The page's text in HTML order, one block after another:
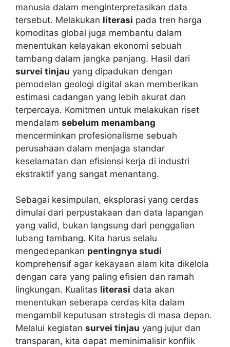
manusia dalam menginterpretasikan data
tersebut. Melakukan literasi pada tren harga
komoditas global juga membantu dalam
menentukan kelayakan ekonomi sebuah
tambang dalam jangka panjang. Hasil dari
survei tinjau yang dipadukan dengan
pemodelan geologi digital akan memberikan
estimasi cadangan yang lebih akurat dan
terpercaya. Komitmen untuk melakukan riset
mendalam sebelum menambang
mencerminkan profesionalisme sebuah
perusahaan dalam menjaga standar
keselamatan dan efisiensi kerja di industri
ekstraktif yang sangat menantang.
Sebagai kesimpulan, eksplorasi yang cerdas
dimulai dari perpustakaan dan data lapangan
yang valid, bukan langsung dari penggalian
lubang tambang. Kita harus selalu
mengedepankan pentingnya studi
komprehensif agar kekayaan alam kita dikelola
dengan cara yang paling efisien dan ramah
lingkungan. Kualitas literasi data akan
menentukan seberapa cerdas kita dalam
mengambil keputusan strategis di masa depan.
Melalui kegiatan survei tinjau yang jujur dan
transparan, kita dapat meminimalisir konflik